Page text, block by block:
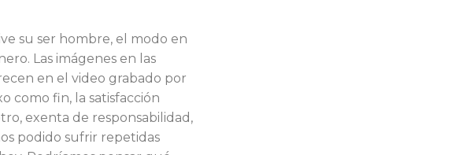
su ser hombre, el modo en
Las imáge­nes en las
en el video grabado por
como fin, la satisfacción
exenta de responsabilidad,
podido sufrir repetidas